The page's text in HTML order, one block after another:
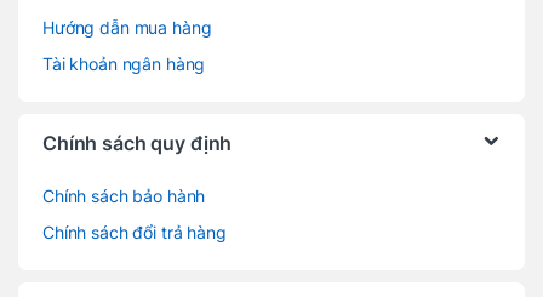
Hướng dẫn mua hàng
Tài khoản ngân hàng
Chính sách quy định
Chính sách bảo hành
Chính sách đổi trả hàng